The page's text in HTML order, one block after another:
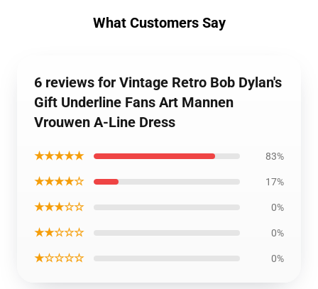
What Customers Say
6 reviews for Vintage Retro Bob Dylan's
Gift Underline Fans Art Mannen
Vrouwen A-Line Dress
★★★★★ 83%
★★★★☆ 17%
★★★☆☆ 0%
★★☆☆☆ 0%
★☆☆☆☆ 0%